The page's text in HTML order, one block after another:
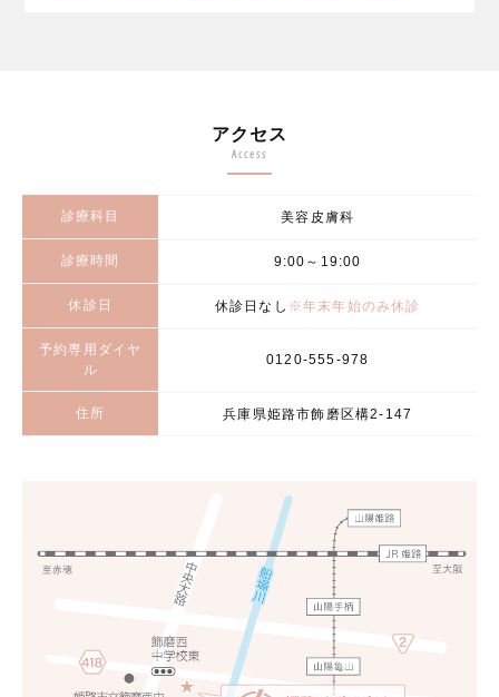
アクセス
Access
診療科目 美容皮膚科
診療時間 9:00～19:00
休診日 休診日なし ※年末年始のみ休診
予約専用ダイヤ
ル
0120-555-978
住所 兵庫県姫路市飾磨区構2-147